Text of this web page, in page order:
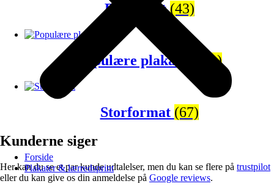
Forside
Plakater & lærredsprint
Plakatsæt(43)
Populære plakater (81)
Storformat (67)
Kunderne siger
Her kan du se et par kunde udtalelser, men du kan se flere på trustpilot
eller du kan give os din anmeldelse på Google reviews.